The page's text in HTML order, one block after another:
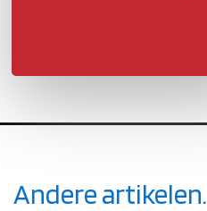
Andere artikelen.